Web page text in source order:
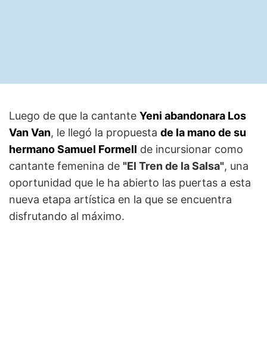
Luego de que la cantante Yeni abandonara Los
Van Van, le llegó la propuesta de la mano de su
hermano Samuel Formell de incursionar como
cantante femenina de "El Tren de la Salsa", una
oportunidad que le ha abierto las puertas a esta
nueva etapa artística en la que se encuentra
disfrutando al máximo.